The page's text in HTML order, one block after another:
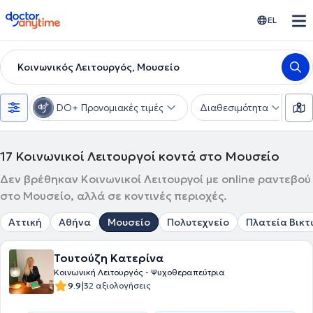
doctoranytime EL
Κοινωνικός Λειτουργός, Μουσείο
DO+ Προνομιακές τιμές Διαθεσιμότητα
17 Κοινωνικοί Λειτουργοί κοντά στο Μουσείο
Δεν βρέθηκαν Κοινωνικοί Λειτουργοί με online ραντεβού
στο Μουσείο, αλλά σε κοντινές περιοχές.
Αττική Αθήνα Μουσείο Πολυτεχνείο Πλατεία
Τουτούζη Κατερίνα
Κοινωνική Λειτουργός - Ψυχοθεραπεύτρια
9.9|32 αξιολογήσεις